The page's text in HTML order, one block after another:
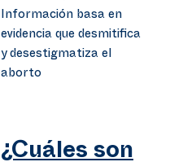
Información basa en
evidencia que desmitifica
y desestigmatiza el
aborto
¿Cuáles son